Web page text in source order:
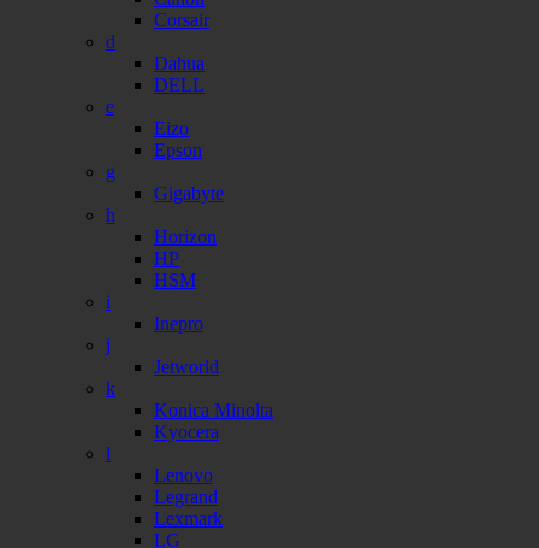
Corsair
d
Dahua
DELL
e
Eizo
Epson
g
Gigabyte
h
Horizon
HP
HSM
i
Inepro
j
Jetworld
k
Konica Minolta
Kyocera
l
Lenovo
Legrand
Lexmark
LG